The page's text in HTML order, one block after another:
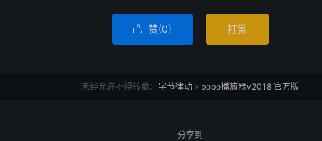
 赞(0) 打赏
未经允许不得转载： 字节律动 » bobo播放器v2018 官方版
分享到